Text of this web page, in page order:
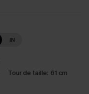
IN
Tour de taille: 61 cm